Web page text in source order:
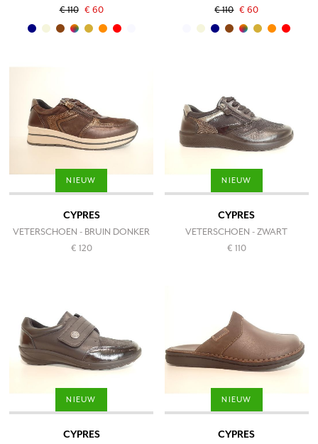
€ 110 € 60
€ 110 € 60
NIEUW
CYPRES
VETERSCHOEN - BRUIN DONKER
€ 120
NIEUW
CYPRES
VETERSCHOEN - ZWART
€ 110
NIEUW
CYPRES
NIEUW
CYPRES